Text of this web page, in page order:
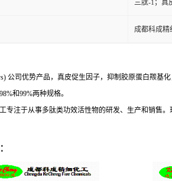
三肽-1；真
成都科成精
公司优势产品，真皮促生因子，抑制胶原蛋白羰基
和99%两种规格。
专注于从事多肽类功效活性物的研发、生产和销售